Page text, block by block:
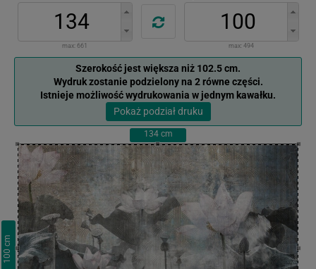
max: 661 max: 494
Szerokość jest większa niż 102.5 cm.
Wydruk zostanie podzielony na 2 równe części.
Istnieje możliwość wydrukowania w jednym kawałku.
Pokaż podział druku
134cm
100
cm